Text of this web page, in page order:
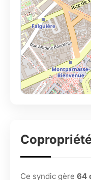
Ce syndic gère 64